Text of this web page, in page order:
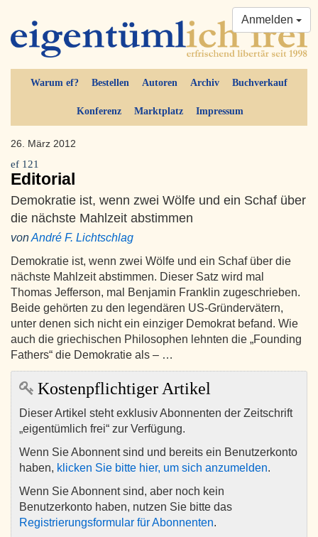
Warum ef? Bestellen Autoren Archiv Buchverkauf
Konferenz Marktplatz Impressum
Anmelden
26. März 2012
ef 121
Editorial
Demokratie ist, wenn zwei Wölfe und ein Schaf über
die nächste Mahlzeit abstimmen
vonAndré F. Lichtschlag
Demokratie ist, wenn zwei Wölfe und ein Schaf über die
nächste Mahlzeit abstimmen. Dieser Satz wird mal
Thomas Jefferson, mal Benjamin Franklin zugeschrieben.
Beide gehörten zu den legendären US-Gründervätern,
unter denen sich nicht ein einziger Demokrat befand. Wie
auch die griechischen Philosophen lehnten die „Founding
Fathers“ die Demokratie als – …
Kostenpflichtiger Artikel
Dieser Artikel steht exklusiv Abonnenten der Zeitschrift
„eigentümlich frei“ zur Verfügung.
Wenn Sie Abonnent sind und bereits ein Benutzerkonto
haben, klicken Sie bitte hier, um sich anzumelden.
Wenn Sie Abonnent sind, aber noch kein
Benutzerkonto haben, nutzen Sie bitte das
Registrierungsformular für Abonnenten.